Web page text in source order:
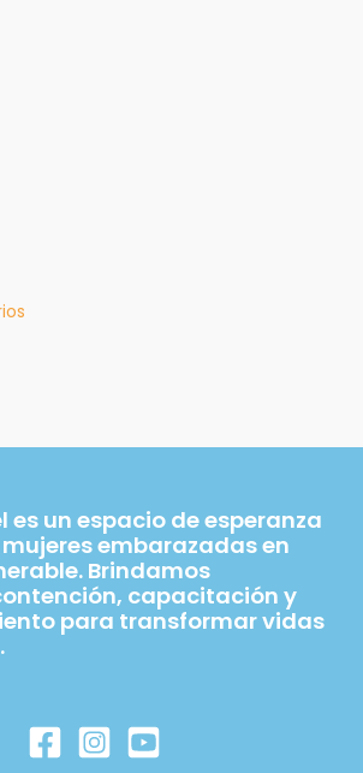
es un espacio de esperanza
embarazadas en
Brindamos
capacitación y
para transformar vidas